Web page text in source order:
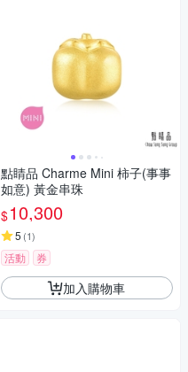
點睛品 Charme Mini 柿子(事事
如意) 黃金串珠
$10,300
5 (1)
活動 券
加入購物車